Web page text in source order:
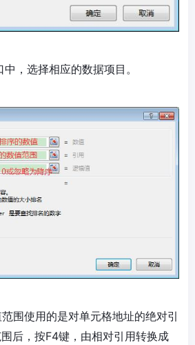
，选择相应的数据项目。
围使用的是对单元格地址的绝对引
后，按F4键，由相对引用转换成